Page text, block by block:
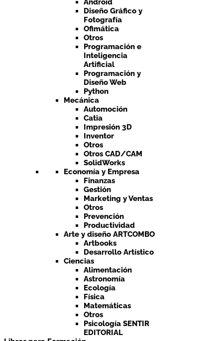
Android
Diseño Gráfico y
Fotografía
Ofimática
Otros
Programación e
Inteligencia
Artificial
Programación y
Diseño Web
Python
Mecánica
Automoción
Catia
Impresión 3D
Inventor
Otros
Otros CAD/CAM
SolidWorks
Economía y Empresa
Finanzas
Gestión
Marketing y Ventas
Otros
Prevención
Productividad
Arte y diseño ARTCOMBO
Artbooks
Desarrollo Artístico
Ciencias
Alimentación
Astronomía
Ecología
Física
Matemáticas
Otros
Psicología SENTIR
EDITORIAL